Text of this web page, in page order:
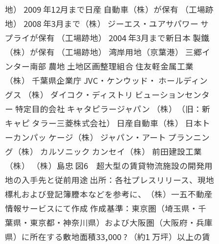
地） 2009 年12月まで日産 自動車（株）が保有 （工場跡
地） 2008 年3月まで（株） ジーエス・ユアサパワー サ
プライが保有 （工場跡地） 2004 年3月まで新日本 製鐵
（株）が保有 （工場跡地） 湾岸用地（京葉港） 三郷イ
ンター南部 農地 土地区画整理組合 住友軽金属工業
（株） 千葉県企業庁 JVC・ケンウッド・ ホールディン
グス （株） ダイコク・ディストリ ビューションセンタ
ー 特定目的会社 キャタピラージャパン （株）（旧：新
キャピ タラー三菱株式会社） 日産自動車（株） 日本ト
ーカンパッ ケージ（株） ジャパン・アート プランニン
グ（株） カルソニック カンセイ（株） 前田建設工業
（株） （株）島忠 図6 超大型の賃貸物流施設の開発用
地の入手先と従前用途 出所：各社プレスリリース、現地
標札および登記簿謄本などを参考に、（株）一五不動産
情報サービスにて作成 作成基準：東京圏（埼玉県・千
葉県・東京都・神奈川県）および大阪圏（大阪府・兵庫
県）に所在する敷地面積33,000 ? （約1 万坪）以上の賃